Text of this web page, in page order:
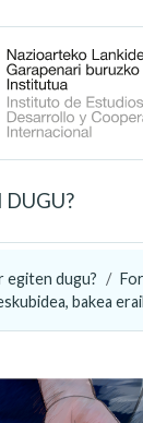
DUGU?
egiten dugu?
bakea